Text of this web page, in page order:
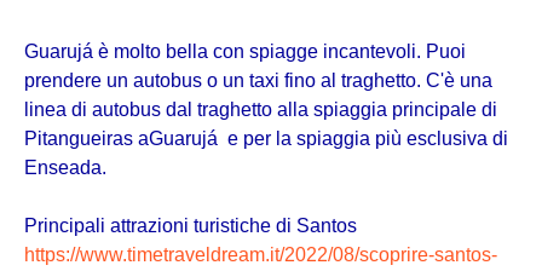
Guarujá è molto bella con spiagge incantevoli. Puoi
prendere un autobus o un taxi fino al traghetto. C'è una
linea di autobus dal traghetto alla spiaggia principale di
Pitangueiras aGuarujá e per la spiaggia più esclusiva di
Enseada.
Principali attrazioni turistiche di Santos
https://www.timetraveldream.it/2022/08/scoprire-santos-